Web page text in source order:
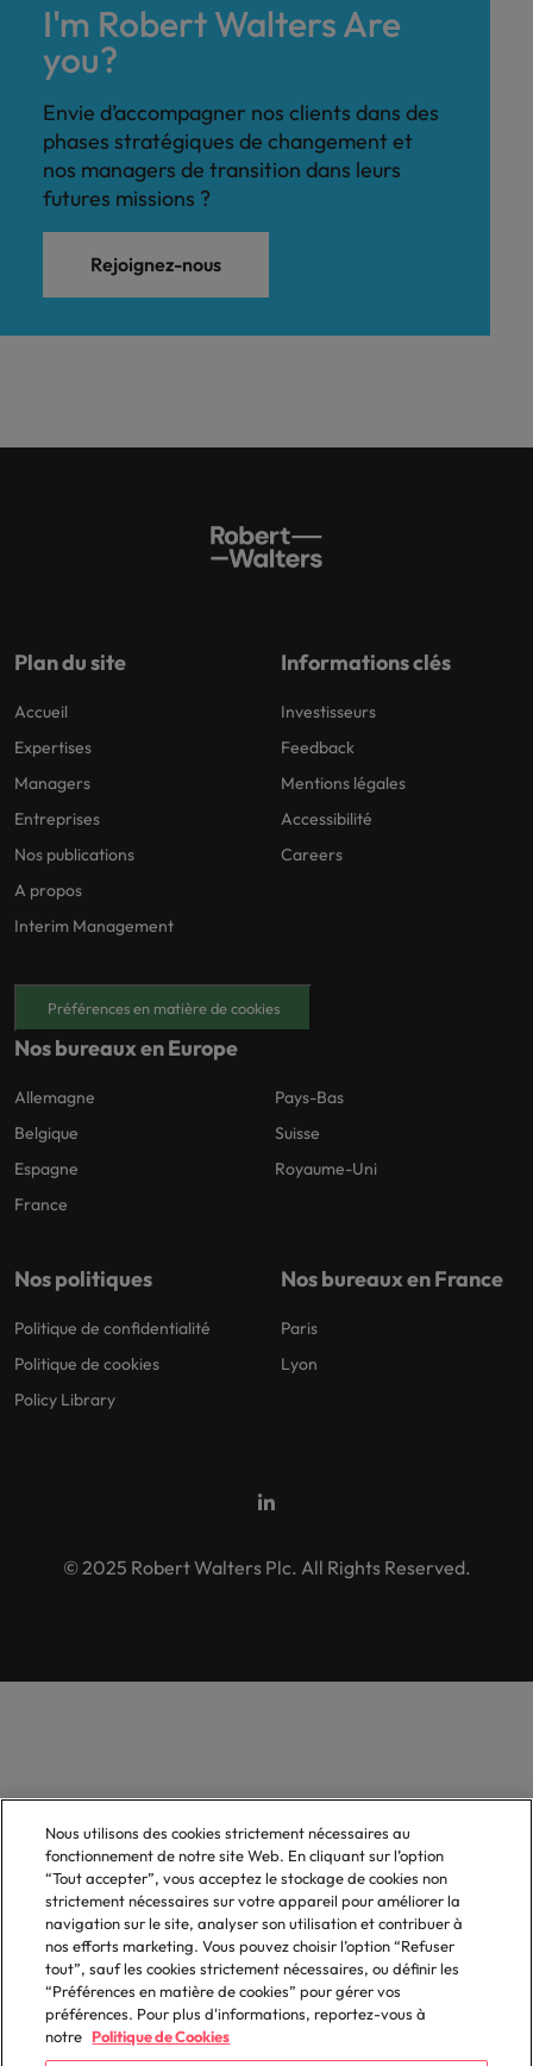
I'm Robert Walters Are
you?
Envie d’accompagner nos clients dans des
phases stratégiques de changement et
nos managers de transition dans leurs
futures missions ?
Rejoignez-nous
Plan du site
Accueil
Expertises
Managers
Entreprises
Nos publications
A propos
Interim Management
Informations clés
Investisseurs
Feedback
Mentions légales
Accessibilité
Careers
Préférences en matière de cookies
Nos bureaux en Europe
Allemagne
Belgique
Espagne
France
Pays-Bas
Suisse
Royaume-Uni
Nos politiques
Politique de confidentialité
Politique de cookies
Policy Library
Nos bureaux en France
Paris
Lyon
© 2025 Robert Walters Plc. All Rights Reserved.
Nous utilisons des cookies strictement nécessaires au
fonctionnement de notre site Web. En cliquant sur l’option
“Tout accepter”, vous acceptez le stockage de cookies non
strictement nécessaires sur votre appareil pour améliorer la
navigation sur le site, analyser son utilisation et contribuer à
nos efforts marketing. Vous pouvez choisir l’option “Refuser
tout”, sauf les cookies strictement nécessaires, ou définir les
“Préférences en matière de cookies” pour gérer vos
préférences. Pour plus d'informations, reportez-vous à
notre Politique de Cookies